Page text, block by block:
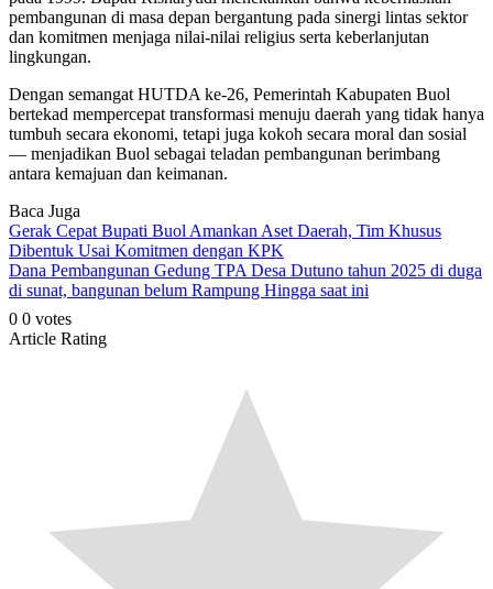
pembangunan di masa depan bergantung pada sinergi lintas sektor
dan komitmen menjaga nilai-nilai religius serta keberlanjutan
lingkungan.
Dengan semangat HUTDA ke-26, Pemerintah Kabupaten Buol
bertekad mempercepat transformasi menuju daerah yang tidak hanya
tumbuh secara ekonomi, tetapi juga kokoh secara moral dan sosial
— menjadikan Buol sebagai teladan pembangunan berimbang
antara kemajuan dan keimanan.
Baca Juga
Gerak Cepat Bupati Buol Amankan Aset Daerah, Tim Khusus
Dibentuk Usai Komitmen dengan KPK
Dana Pembangunan Gedung TPA Desa Dutuno tahun 2025 di duga
di sunat, bangunan belum Rampung Hingga saat ini
0 0 votes
Article Rating